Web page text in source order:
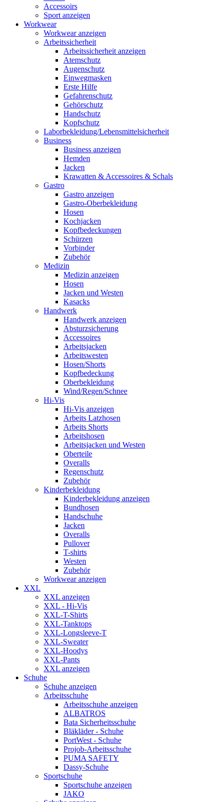
Accessoirs
Sport anzeigen
Workwear
Workwear anzeigen
Arbeitssicherheit
Arbeitssicherheit anzeigen
Atemschutz
Augenschutz
Einwegmasken
Erste Hilfe
Gefahrenschutz
Gehörschutz
Handschutz
Kopfschutz
Laborbekleidung/Lebensmittelsicherheit
Business
Business anzeigen
Hemden
Jacken
Krawatten & Accessoires & Schals
Gastro
Gastro anzeigen
Gastro-Oberbekleidung
Hosen
Kochjacken
Kopfbedeckungen
Schürzen
Vorbinder
Zubehör
Medizin
Medizin anzeigen
Hosen
Jacken und Westen
Kasacks
Handwerk
Handwerk anzeigen
Absturzsicherung
Accessoires
Arbeitsjacken
Arbeitswesten
Hosen/Shorts
Kopfbedeckung
Oberbekleidung
Wind/Regen/Schnee
Hi-Vis
Hi-Vis anzeigen
Arbeits Latzhosen
Arbeits Shorts
Arbeitshosen
Arbeitsjacken und Westen
Oberteile
Overalls
Regenschutz
Zubehör
Kinderbekleidung
Kinderbekleidung anzeigen
Bundhosen
Handschuhe
Jacken
Overalls
Pullover
T-shirts
Westen
Zubehör
Workwear anzeigen
XXL
XXL anzeigen
XXL - Hi-Vis
XXL-T-Shirts
XXL-Tanktops
XXL-Longsleeve-T
XXL-Sweater
XXL-Hoodys
XXL-Pants
XXL anzeigen
Schuhe
Schuhe anzeigen
Arbeitsschuhe
Arbeitsschuhe anzeigen
ALBATROS
Bata Sicherheitsschuhe
Bläkläder - Schuhe
PortWest - Schuhe
Projob-Arbeitsschuhe
PUMA SAFETY
Dassy-Schuhe
Sportschuhe
Sportschuhe anzeigen
JAKO